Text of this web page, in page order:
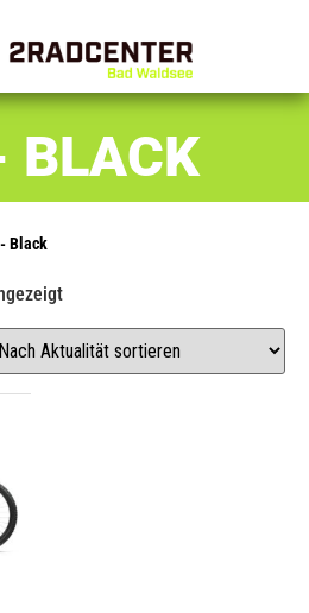
BLACK
Black